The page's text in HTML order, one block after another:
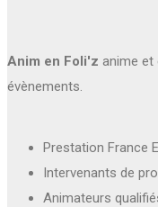
Anim en Foli'z anime et
évènements.
Prestation France
Intervenants de
Animateurs